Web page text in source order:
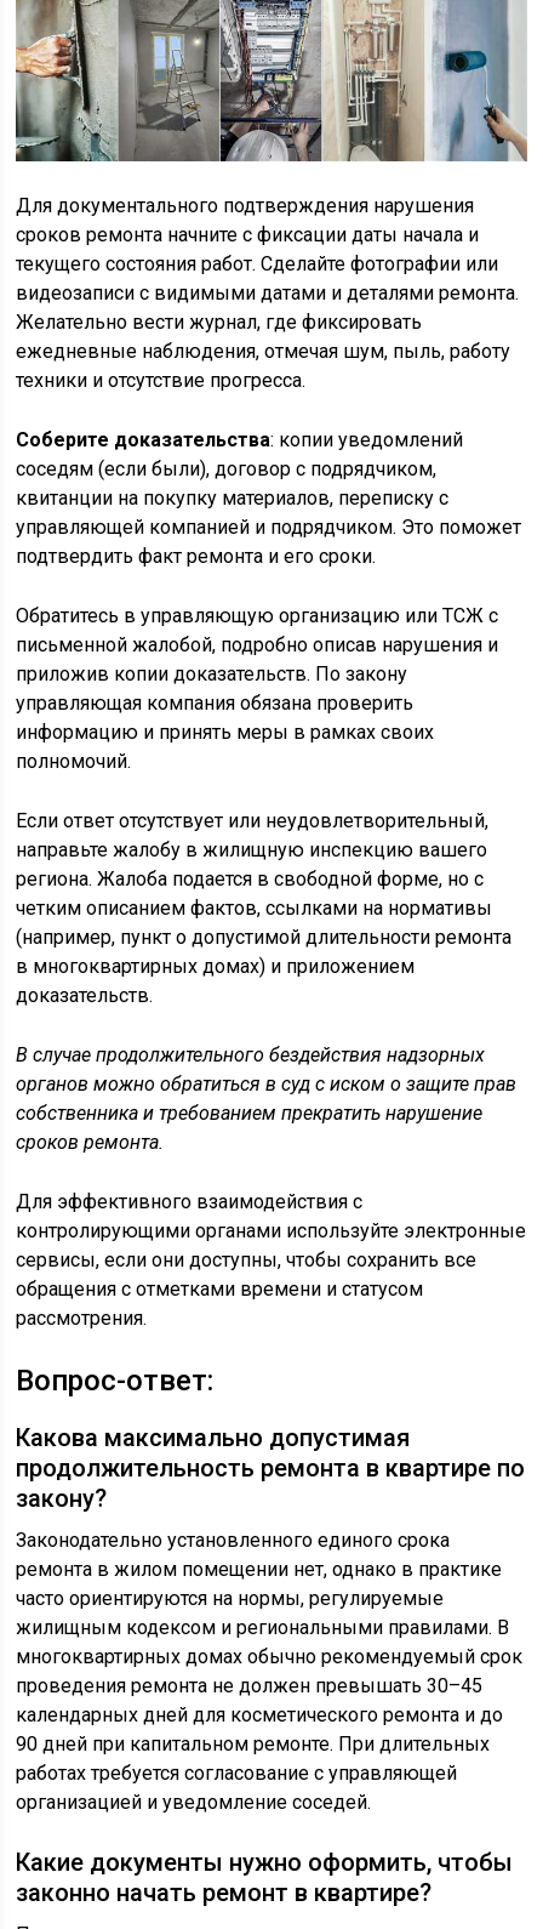
Для документального подтверждения нарушения
сроков ремонта начните с фиксации даты начала и
текущего состояния работ. Сделайте фотографии или
видеозаписи с видимыми датами и деталями ремонта.
Желательно вести журнал, где фиксировать
ежедневные наблюдения, отмечая шум, пыль, работу
техники и отсутствие прогресса.
Соберите доказательства: копии уведомлений
соседям (если были), договор с подрядчиком,
квитанции на покупку материалов, переписку с
управляющей компанией и подрядчиком. Это поможет
подтвердить факт ремонта и его сроки.
Обратитесь в управляющую организацию или ТСЖ с
письменной жалобой, подробно описав нарушения и
приложив копии доказательств. По закону
управляющая компания обязана проверить
информацию и принять меры в рамках своих
полномочий.
Если ответ отсутствует или неудовлетворительный,
направьте жалобу в жилищную инспекцию вашего
региона. Жалоба подается в свободной форме, но с
четким описанием фактов, ссылками на нормативы
(например, пункт о допустимой длительности ремонта
в многоквартирных домах) и приложением
доказательств.
В случае продолжительного бездействия надзорных
органов можно обратиться в суд с иском о защите прав
собственника и требованием прекратить нарушение
сроков ремонта.
Для эффективного взаимодействия с
контролирующими органами используйте электронные
сервисы, если они доступны, чтобы сохранить все
обращения с отметками времени и статусом
рассмотрения.
Вопрос-ответ:
Какова максимально допустимая
продолжительность ремонта в квартире по
закону?
Законодательно установленного единого срока
ремонта в жилом помещении нет, однако в практике
часто ориентируются на нормы, регулируемые
жилищным кодексом и региональными правилами. В
многоквартирных домах обычно рекомендуемый срок
проведения ремонта не должен превышать 30–45
календарных дней для косметического ремонта и до
90 дней при капитальном ремонте. При длительных
работах требуется согласование с управляющей
организацией и уведомление соседей.
Какие документы нужно оформить, чтобы
законно начать ремонт в квартире?